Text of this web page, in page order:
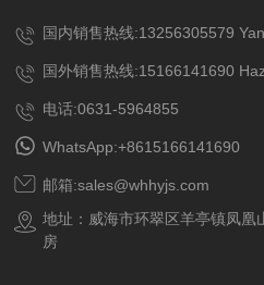
国内销售热线:13256305579
国外销售热线:15166141690
电话:0631-5964855
WhatsApp:+8615166141690
邮箱:sales@whhyjs.com
地址：威海市环翠区羊亭镇凤凰
房